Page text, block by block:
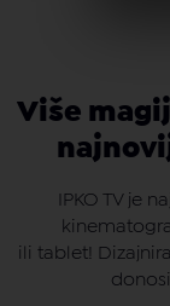
Više
IPKO TV je
ili tablet!